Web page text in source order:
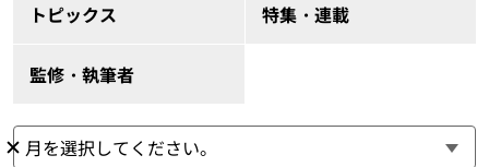
トピックス 特集・連載
監修・執筆者